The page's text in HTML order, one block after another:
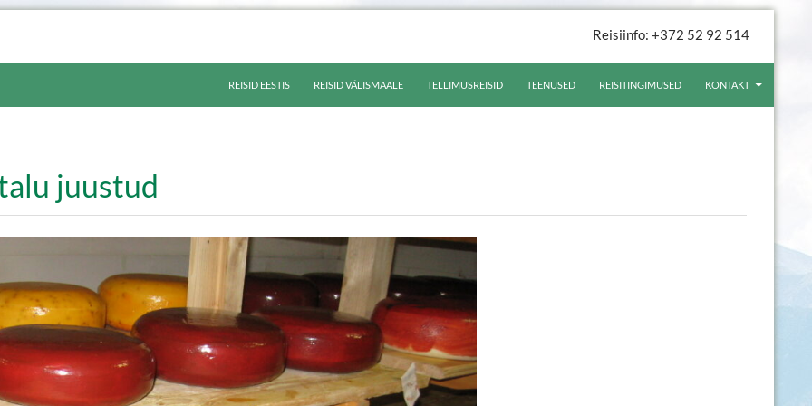
Reisiinfo: +372 52 92 514
REISID EESTIS
REISID VÄLISMAALE TELLIMUSREISID TEENUSED REISITINGIMUSED KONTAKT
juustud